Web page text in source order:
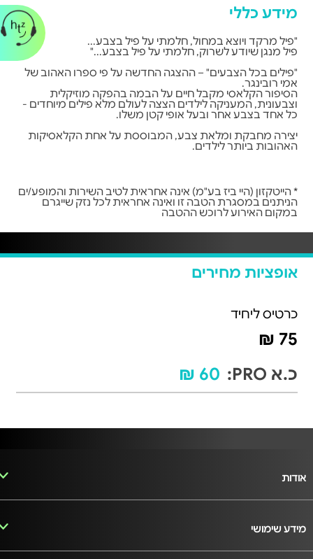
מידע כללי
"פיל מרקד ויוצא במחול, חלמתי על פיל בצבע...
פיל מנגן שיודע לשרוק, חלמתי על פיל בצבע..."
"פילים בכל הצבעים" – ההצגה החדשה על פי ספרו האהוב של
אמי רובינגר.
הסיפור הקלאסי מקבל חיים על הבמה בהפקה מוזיקלית
וצבעונית, המעניקה לילדים הצצה לעולם מלא פילים מיוחדים -
כל אחד בצבע אחר ובעל אופי קטן משלו.
יצירה מחבקת ומלאת צבע, המבוססת על אחת הקלאסיקות
האהובות ביותר לילדים.
* הייטקזון (היי ביז בע"מ) אינה אחראית לטיב השירות והמופע/ים
הניתנים במסגרת הטבה זו ואינה אחראית לכל נזק שייגרם
במקום האירוע לרוכש ההטבה
אופציות מחירים
כרטיס ליחיד
75 ₪
כ.א PRO:
60 ₪
אודות
מידע שימושי